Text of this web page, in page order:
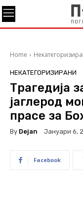
Home
НЕКАТЕГОРИЗИРАНИ
Трагедија
јаглерод
прасе за
By Dejan Јануари 6,
Facebook